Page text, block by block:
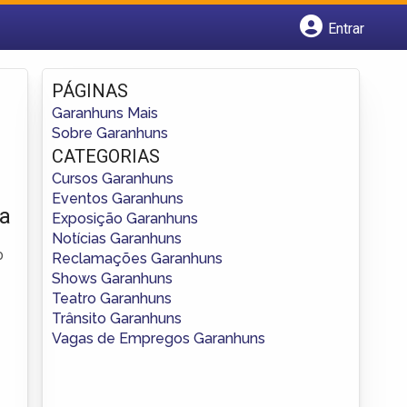
Entrar
Fazer login
Criar conta
PÁGINAS
Garanhuns Mais
Sobre Garanhuns
CATEGORIAS
Cursos Garanhuns
Eventos Garanhuns
Exposição Garanhuns
Notícias Garanhuns
Reclamações Garanhuns
Shows Garanhuns
Teatro Garanhuns
Trânsito Garanhuns
Vagas de Empregos Garanhuns